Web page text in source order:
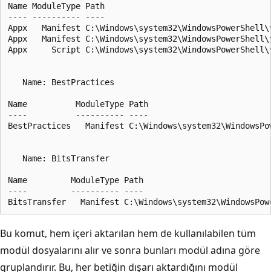
Name ModuleType Path
---- ---------- ----
Appx   Manifest
Appx   Manifest
Appx     Script
   Name: BestPractices
Name          ModuleType Path
----          ---------- ----
BestPractices   Manifest
   Name: BitsTransfer
Name         ModuleType Path
----         ---------- ----
Bu komut, hem içeri aktarılan hem de kullanılabilen tüm
modül dosyalarını alır ve sonra bunları modül adına göre
gruplandırır. Bu, her betiğin dışarı aktardığını modül